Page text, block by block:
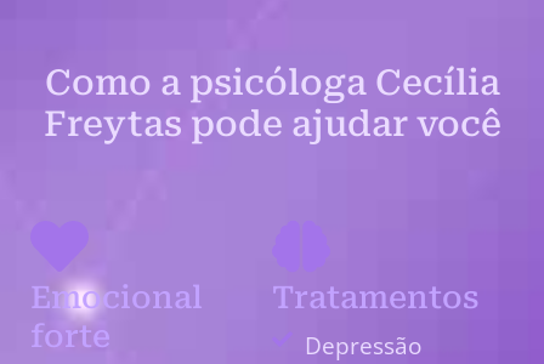
Como a psicóloga Cecília
Freytas pode ajudar você
Emocional
forte
Tratamentos
Depressão